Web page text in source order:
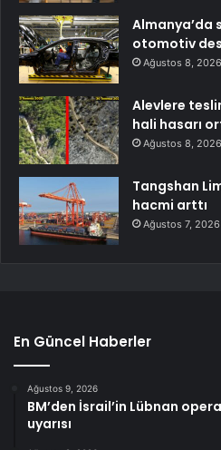
Almanya’da
otomotiv
Ağustos 8, 2026
Alevlere
hali hasarı
Ağustos 8, 2026
Tangshan
hacmi arttı
Ağustos 7, 2026
En Güncel Haberler
Ağustos 9, 2026
BM’den İsrail’in Lübnan
uyarısı